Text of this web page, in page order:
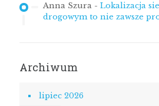
Anna Szura - Lokalizacja
drogowym to nie zawsze
Archiwum
lipiec 2026